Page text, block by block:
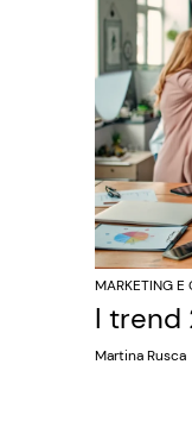
MARKETING E
I trend
Martina Rusca